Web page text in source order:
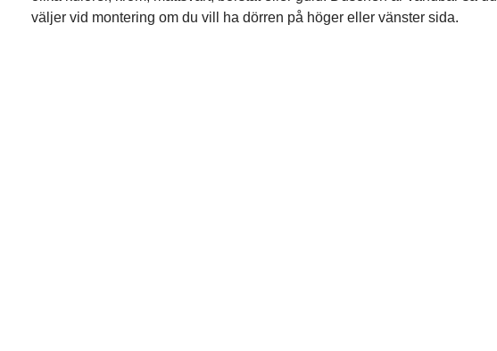
väljer vid montering om du vill ha dörren på höger eller vänster sida.